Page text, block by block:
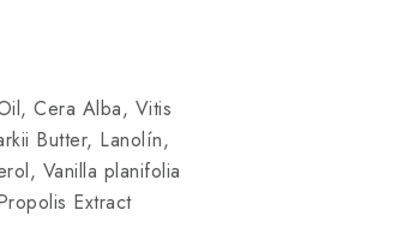
Cera Alba, Vitis
Butter, Lanolín,
Vanilla planifolia
Extract